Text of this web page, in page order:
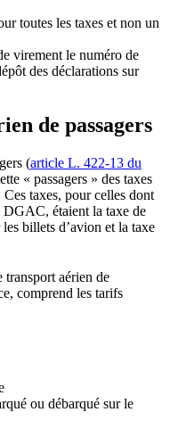
toutes les taxes et non un
virement le numéro de
des déclarations sur
de passagers
(article L. 422-13 du
« passagers » des taxes
taxes, pour celles dont
DGAC, étaient la taxe de
billets d’avion et la taxe
aérien de
comprend les tarifs
ou débarqué sur le